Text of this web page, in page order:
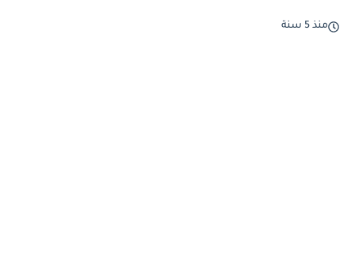
منذ 5 سنة